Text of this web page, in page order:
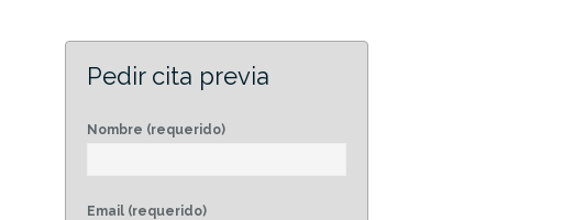
Pedir cita previa
Nombre (requerido)
Email (requerido)